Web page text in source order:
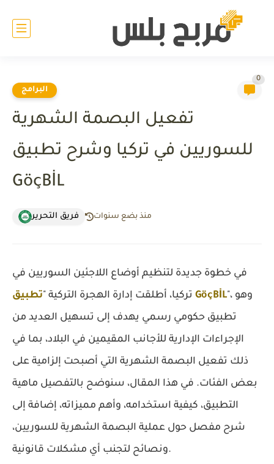
البرامج
0
تفعيل البصمة الشهرية
للسوريين في تركيا وشرح تطبيق
GöçBİL
فريق التحرير منذ بضع سنوات
في خطوة جديدة لتنظيم أوضاع اللاجئين السوريين في
تركيا، أطلقت إدارة الهجرة التركية " تطبيق GöçBİL"، وهو
تطبيق حكومي رسمي يهدف إلى تسهيل العديد من
الإجراءات الإدارية للأجانب المقيمين في البلاد، بما في
ذلك تفعيل البصمة الشهرية التي أصبحت إلزامية على
بعض الفئات. في هذا المقال، سنوضح بالتفصيل ماهية
التطبيق، كيفية استخدامه، وأهم مميزاته، إضافة إلى
شرح مفصل حول عملية البصمة الشهرية للسوريين،
ونصائح لتجنب أي مشكلات قانونية.